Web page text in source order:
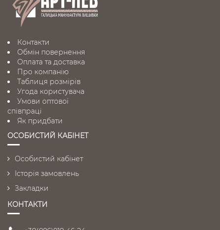
Контакти
Обмін повернення
Оплата та доставка
Про компанію
Таблиця розмірів
Угода користувача
Умови оптової
співпраці
Як придбати
ОСОБИСТИЙ КАБІНЕТ
Особистий кабінет
Історія замовлень
Закладки
КОНТАКТИ